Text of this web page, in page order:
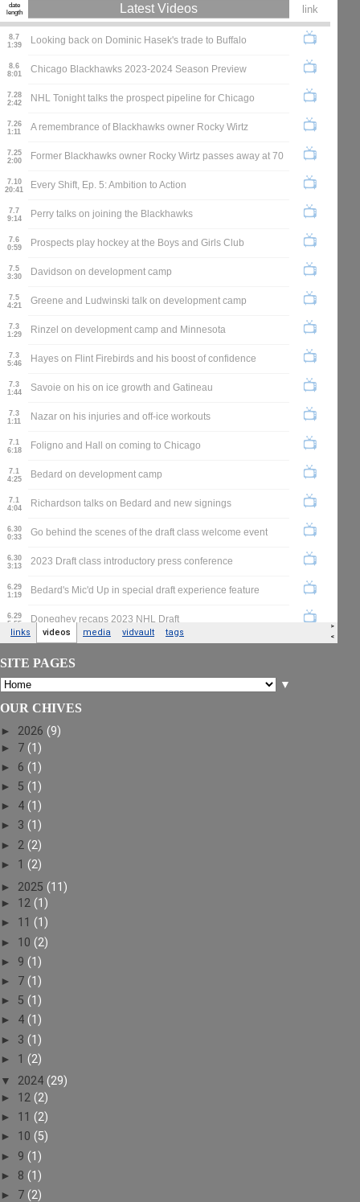
SITE PAGES
▼
OUR CHIVES
► 2026 (9)
► 7 (1)
► 6 (1)
► 5 (1)
► 4 (1)
► 3 (1)
► 2 (2)
► 1 (2)
► 2025 (11)
► 12 (1)
► 11 (1)
► 10 (2)
► 9 (1)
► 7 (1)
► 5 (1)
► 4 (1)
► 3 (1)
► 1 (2)
▼ 2024 (29)
► 12 (2)
► 11 (2)
► 10 (5)
► 9 (1)
► 8 (1)
► 7 (2)